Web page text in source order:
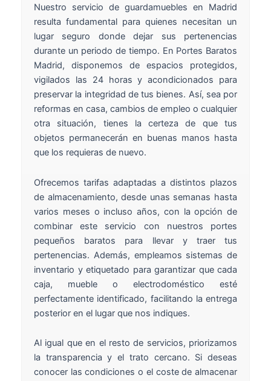
Nuestro servicio de guardamuebles en Madrid
resulta fundamental para quienes necesitan un
lugar seguro donde dejar sus pertenencias
durante un periodo de tiempo. En Portes Baratos
Madrid, disponemos de espacios protegidos,
vigilados las 24 horas y acondicionados para
preservar la integridad de tus bienes. Así, sea por
reformas en casa, cambios de empleo o cualquier
otra situación, tienes la certeza de que tus
objetos permanecerán en buenas manos hasta
que los requieras de nuevo.
Ofrecemos tarifas adaptadas a distintos plazos
de almacenamiento, desde unas semanas hasta
varios meses o incluso años, con la opción de
combinar este servicio con nuestros portes
pequeños baratos para llevar y traer tus
pertenencias. Además, empleamos sistemas de
inventario y etiquetado para garantizar que cada
caja, mueble o electrodoméstico esté
perfectamente identificado, facilitando la entrega
posterior en el lugar que nos indiques.
Al igual que en el resto de servicios, priorizamos
la transparencia y el trato cercano. Si deseas
conocer las condiciones o el coste de almacenar